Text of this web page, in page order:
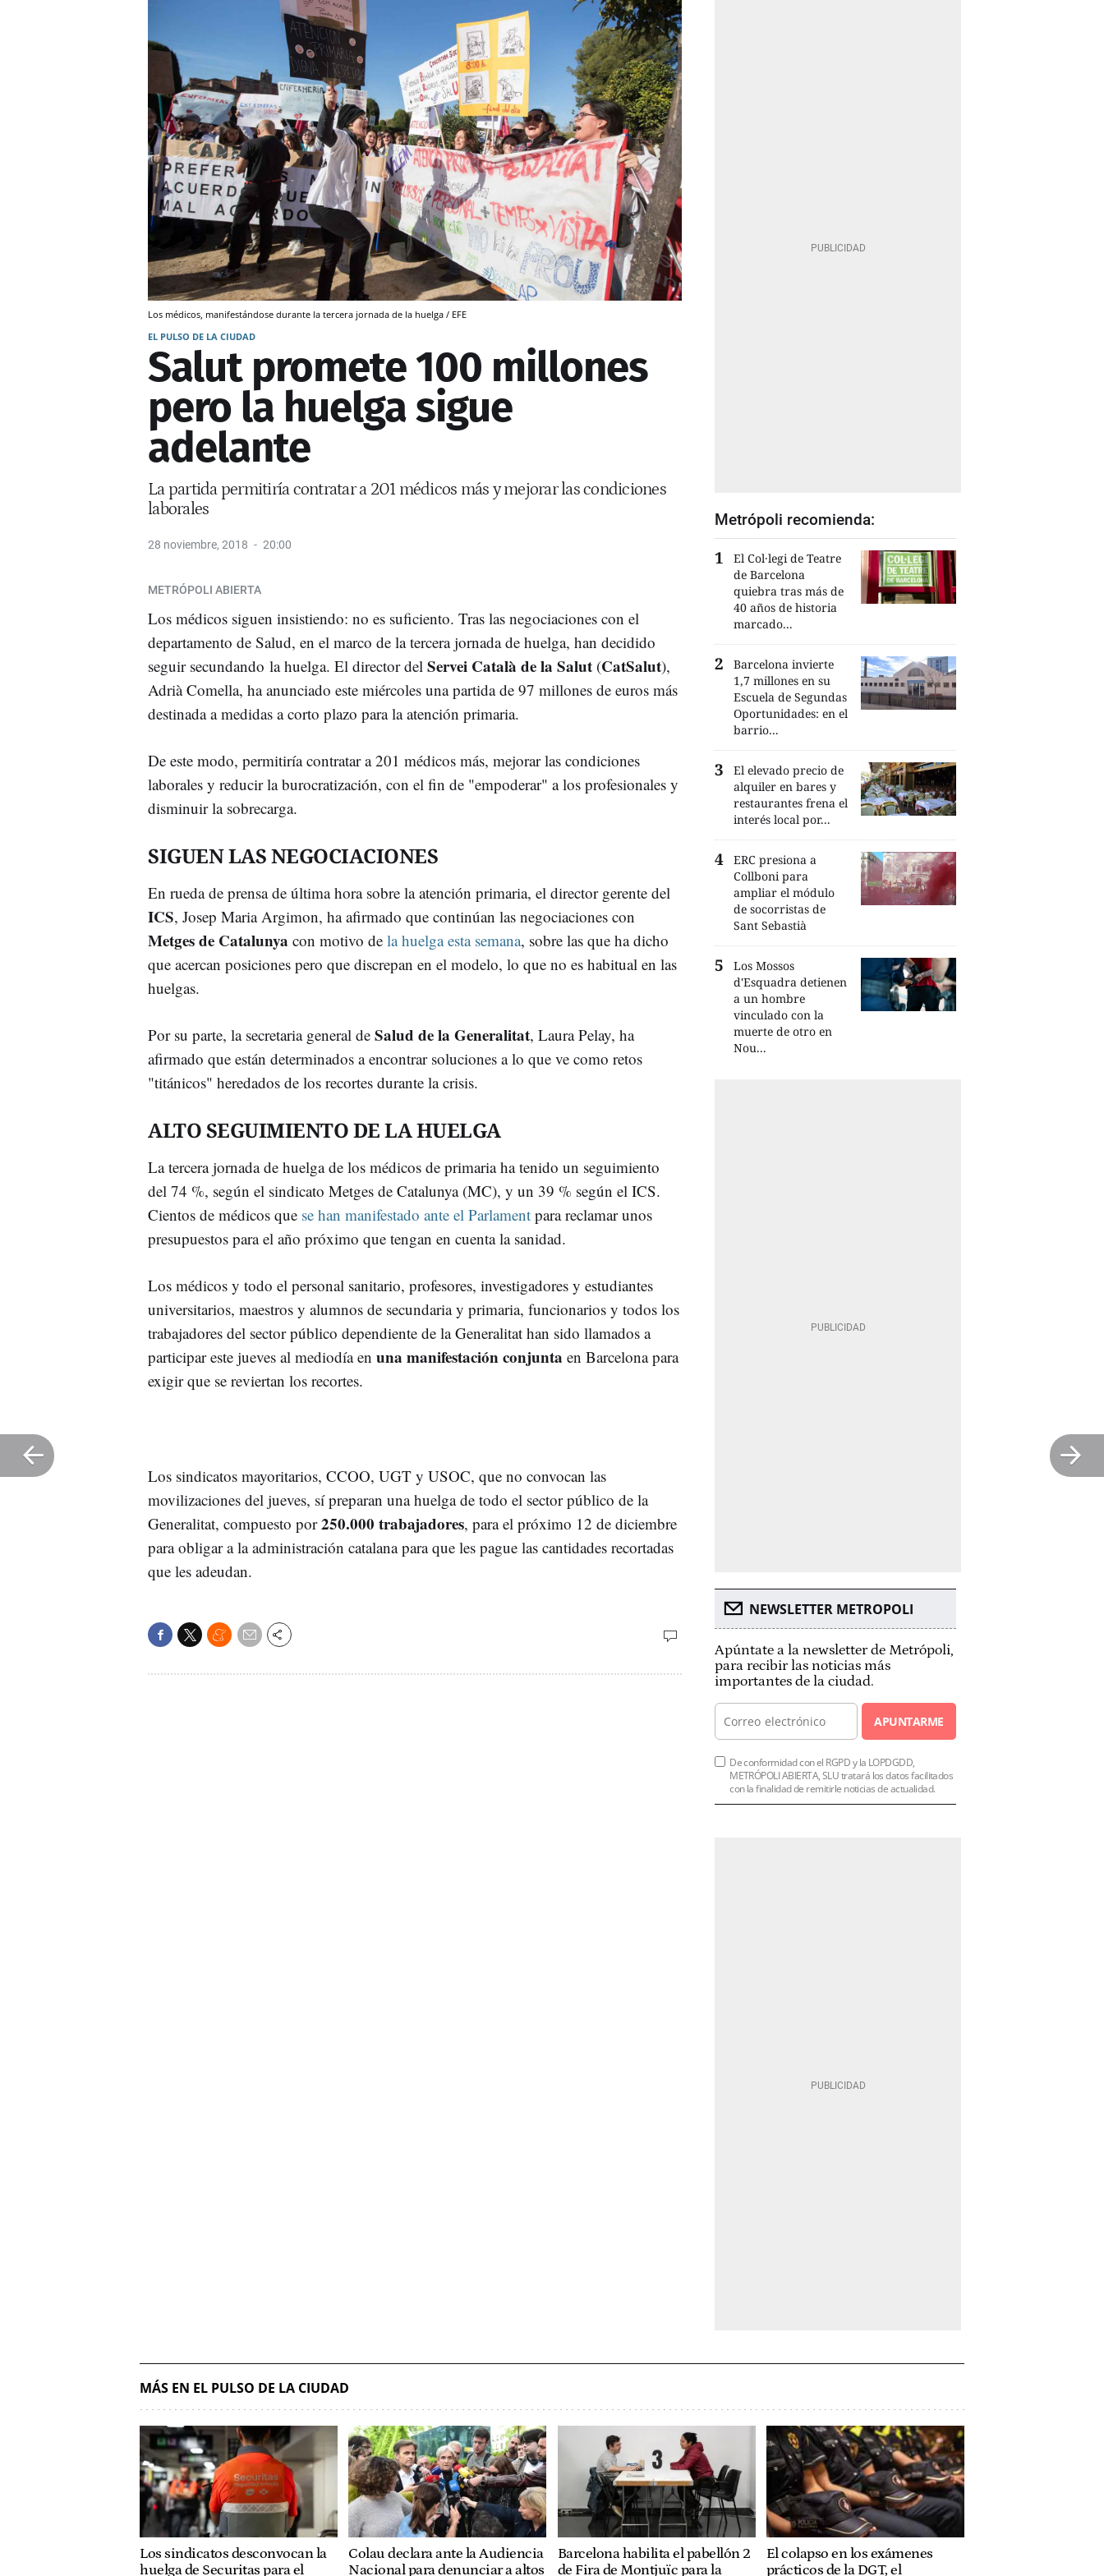
Los médicos, manifestándose durante la tercera jornada de la huelga / EFE
EL PULSO DE LA CIUDAD
Salut promete 100 millones
pero la huelga sigue
adelante
La partida permitiría contratar a 201 médicos más y mejorar las condiciones
laborales
28 noviembre, 2018 20:00
METRÓPOLI ABIERTA
Los médicos siguen insistiendo: no es suficiento. Tras las negociaciones con el
departamento de Salud, en el marco de la tercera jornada de huelga, han decidido
seguir secundando la huelga. El director del Servei Català de la Salut (CatSalut),
Adrià Comella, ha anunciado este miércoles una partida de 97 millones de euros más
destinada a medidas a corto plazo para la atención primaria.
De este modo, permitiría contratar a 201 médicos más, mejorar las condiciones
laborales y reducir la burocratización, con el fin de "empoderar" a los profesionales y
disminuir la sobrecarga.
SIGUEN LAS NEGOCIACIONES
En rueda de prensa de última hora sobre la atención primaria, el director gerente del
ICS, Josep Maria Argimon, ha afirmado que continúan las negociaciones con
Metges de Catalunya con motivo de la huelga esta semana, sobre las que ha dicho
que acercan posiciones pero que discrepan en el modelo, lo que no es habitual en las
huelgas.
Por su parte, la secretaria general de Salud de la Generalitat, Laura Pelay, ha
afirmado que están determinados a encontrar soluciones a lo que ve como retos
"titánicos" heredados de los recortes durante la crisis.
ALTO SEGUIMIENTO DE LA HUELGA
La tercera jornada de huelga de los médicos de primaria ha tenido un seguimiento
del 74 %, según el sindicato Metges de Catalunya (MC), y un 39 % según el ICS.
Cientos de médicos que se han manifestado ante el Parlament para reclamar unos
presupuestos para el año próximo que tengan en cuenta la sanidad.
Los médicos y todo el personal sanitario, profesores, investigadores y estudiantes
universitarios, maestros y alumnos de secundaria y primaria, funcionarios y todos los
trabajadores del sector público dependiente de la Generalitat han sido llamados a
participar este jueves al mediodía en una manifestación conjunta en Barcelona para
exigir que se reviertan los recortes.
Los sindicatos mayoritarios, CCOO, UGT y USOC, que no convocan las
movilizaciones del jueves, sí preparan una huelga de todo el sector público de la
Generalitat, compuesto por250.000 trabajadores, para el próximo 12 de diciembre
para obligar a la administración catalana para que les pague las cantidades recortadas
que les adeudan.
Metrópoli recomienda:
El Col·legi de Teatre
de Barcelona
quiebra tras más de
40 años de historia
marcado...
Barcelona invierte
1,7 millones en su
Escuela de Segundas
Oportunidades: en el
barrio...
El elevado precio de
alquiler en bares y
restaurantes frena el
interés local por...
ERC presiona a
Collboni para
ampliar el módulo
de socorristas de
Sant Sebastià
Los Mossos
d'Esquadra detienen
a un hombre
vinculado con la
muerte de otro en
Nou...
NEWSLETTER METROPOLI
Apúntate a la newsletter de Metrópoli,
para recibir las noticias más
importantes de la ciudad.
APUNTARME
De conformidad con el RGPD y la LOPDGDD,
METRÓPOLI ABIERTA, SLU tratará los datos facilitados
con la finalidad de remitirle noticias de actualidad.
MÁS EN EL PULSO DE LA CIUDAD
Los sindicatos desconvocan la
huelga de Securitas para el
Colau declara ante la Audiencia
Nacional para denunciar a altos
Barcelona habilita el pabellón 2
de Fira de Montjuïc para la
El colapso en los exámenes
prácticos de la DGT, el